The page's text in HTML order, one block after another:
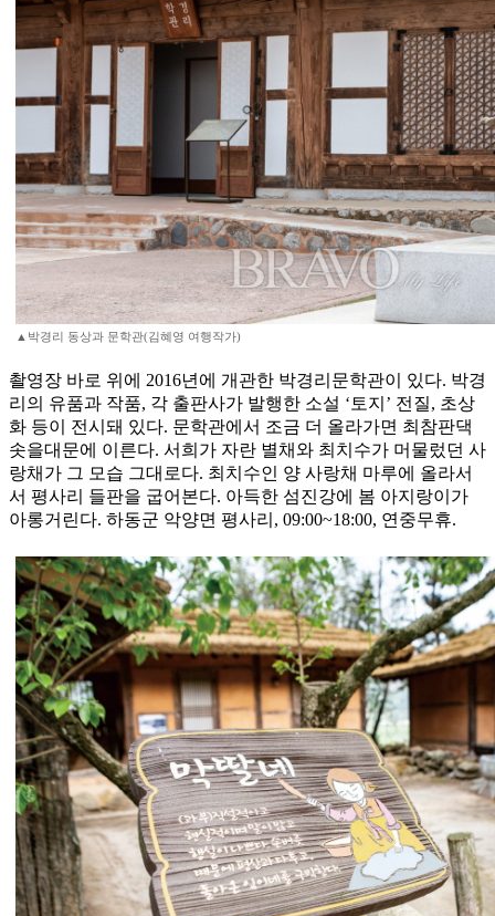
▲박경리 동상과 문학관(김혜영 여행작가)
촬영장 바로 위에 2016년에 개관한 박경리문학관이 있다. 박경
리의 유품과 작품, 각 출판사가 발행한 소설 ‘토지’ 전질, 초상
화 등이 전시돼 있다. 문학관에서 조금 더 올라가면 최참판댁
솟을대문에 이른다. 서희가 자란 별채와 최치수가 머물렀던 사
랑채가 그 모습 그대로다. 최치수인 양 사랑채 마루에 올라서
서 평사리 들판을 굽어본다. 아득한 섬진강에 봄 아지랑이가
아롱거린다. 하동군 악양면 평사리, 09:00~18:00, 연중무휴.